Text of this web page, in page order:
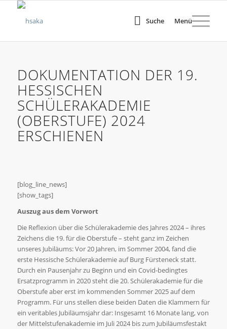
Suche Menü
DOKUMENTATION DER 19.
HESSISCHEN
SCHÜLERAKADEMIE
(OBERSTUFE) 2024
ERSCHIENEN
[blog_line_news]
[show_tags]
Auszug aus dem Vorwort
Die Reflexion über die Schülerakademie des Jahres 2024 – ihres
Zeichens die 19. für die Oberstufe – steht ganz im Zeichen
unseres Jubiläums: Vor 20 Jahren, im Sommer 2004, fand die
erste Hessische Schülerakademie auf Burg Fürsteneck statt.
Durch ein Pausenjahr zu Beginn und ein Covid-bedingtes
Ersatzprogramm in 2020 steht die 20. Schülerakademie für die
Oberstufe aber erst im kommenden Sommer 2025 auf dem
Programm. Für uns stellen diese beiden Daten die Klammern für
ein veritables Jubiläumsjahr dar: Insgesamt 16 Monate lang, von
der Mittelstufenakademie im Juli 2024 bis zum Jubiläumsfestakt